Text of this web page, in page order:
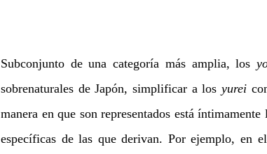
Subconjunto de una categoría más amplia, los
sobrenaturales de Japón, simplificar a los yurei
manera en que son representados está
específicas de las que derivan. Por ejemplo, en